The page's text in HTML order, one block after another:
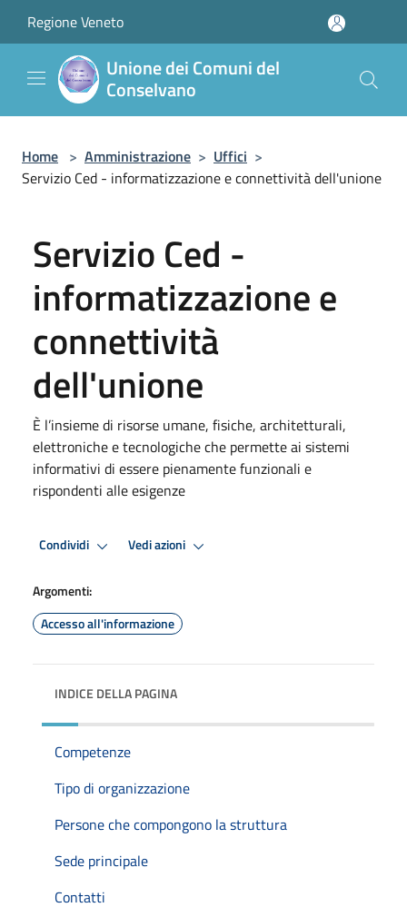
Regione Veneto
Unione dei Comuni del
Conselvano
Home > Amministrazione > Uffici >
Servizio Ced - informatizzazione e connettività dell'unione
Servizio Ced -
informatizzazione e
connettività
dell'unione
È l’insieme di risorse umane, fisiche, architetturali,
elettroniche e tecnologiche che permette ai sistemi
informativi di essere pienamente funzionali e
rispondenti alle esigenze
Condividi Vedi azioni
Argomenti:
Accesso all'informazione
INDICE DELLA PAGINA
Competenze
Tipo di organizzazione
Persone che compongono la struttura
Sede principale
Contatti